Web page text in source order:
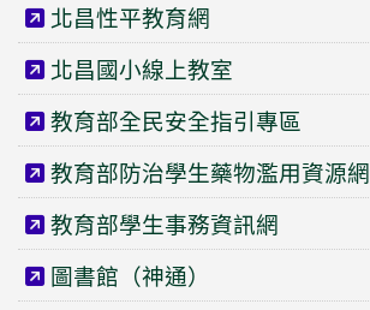
北昌性平教育網
北昌國小線上教室
教育部全民安全指引專區
教育部防治學生藥物濫用資源網
教育部學生事務資訊網
圖書館（神通）